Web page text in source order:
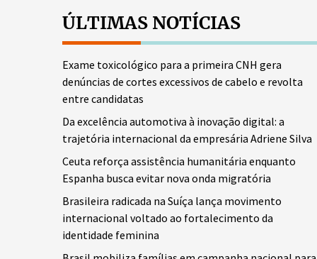
ÚLTIMAS NOTÍCIAS
Exame toxicológico para a primeira CNH gera
denúncias de cortes excessivos de cabelo e revolta
entre candidatas
Da excelência automotiva à inovação digital: a
trajetória internacional da empresária Adriene Silva
Ceuta reforça assistência humanitária enquanto
Espanha busca evitar nova onda migratória
Brasileira radicada na Suíça lança movimento
internacional voltado ao fortalecimento da
identidade feminina